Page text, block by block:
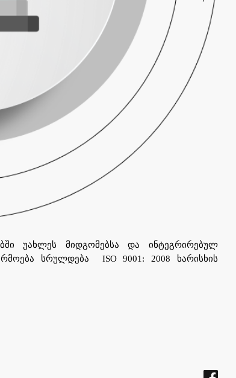
უახლეს მიდგომებსა და ინტეგრირებულ
სრულდება ISO 9001: 2008 ხარისხის